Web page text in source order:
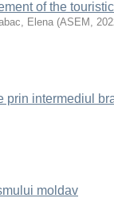
of the
Elena (ASEM ,
prin intermediul
moldav